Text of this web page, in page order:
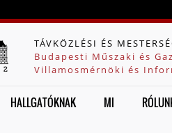
TÁVKÖZLÉSI ÉS
Budapesti Műszaki és
Villamosmérnöki és
HALLGATÓKNAK MI